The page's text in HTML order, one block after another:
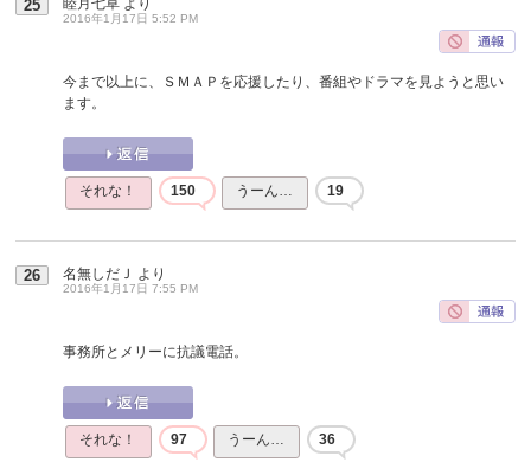
25
2016年1月17日 5:52 PM
今まで以上に、ＳＭＡＰを応援したり、番組やドラマを見ようと思い
ます。
それな！ 150 うーん… 19
26 名無しだＪ より
2016年1月17日 7:55 PM
事務所とメリーに抗議電話。
それな！ 97 うーん… 36